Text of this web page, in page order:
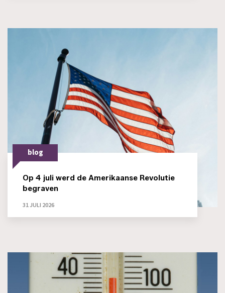
blog
Op 4 juli werd de Amerikaanse Revolutie
begraven
31 JULI 2026